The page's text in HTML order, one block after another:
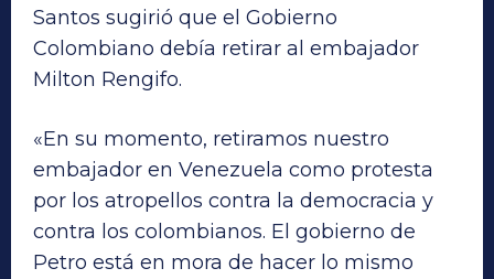
Santos sugirió que el Gobierno
Colombiano debía retirar al embajador
Milton Rengifo.
«En su momento, retiramos nuestro
embajador en Venezuela como protesta
por los atropellos contra la democracia y
contra los colombianos. El gobierno de
Petro está en mora de hacer lo mismo